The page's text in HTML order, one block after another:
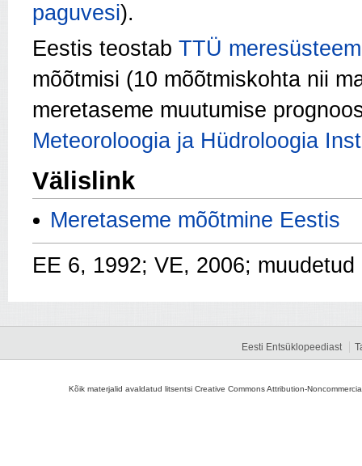
paguvesi).
Eestis teostab TTÜ
mõõtmisi (10 mõõtmiskohta nii
meretaseme muutumise
Meteoroloogia ja Hüdroloogia
Välislink
Meretaseme mõõtmine Eestis
EE 6, 1992; VE, 2006; muudetud
Eesti Entsüklopeediast
Kõik materjalid avaldatud litsentsi Creative Commons Attribution-